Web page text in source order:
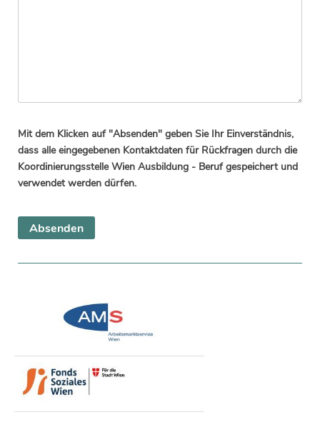
Mit dem Klicken auf "Absenden" geben Sie Ihr Einverständnis,
dass alle eingegebenen Kontaktdaten für Rückfragen durch die
Koordinierungsstelle Wien Ausbildung - Beruf gespeichert und
verwendet werden dürfen.